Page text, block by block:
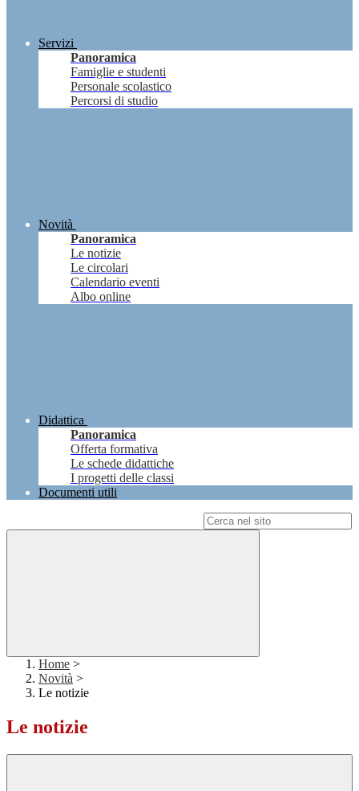
Servizi
Panoramica
Famiglie e studenti
Personale scolastico
Percorsi di studio
Novità
Panoramica
Le notizie
Le circolari
Calendario eventi
Albo online
Didattica
Panoramica
Offerta formativa
Le schede didattiche
I progetti delle classi
Documenti utili
Home >
Novità >
Le notizie
Le notizie